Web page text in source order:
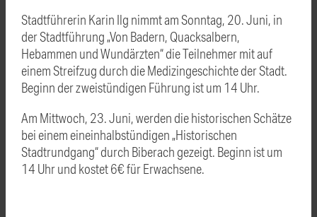
Stadtführerin Karin Ilg nimmt am Sonntag, 20. Juni, in
der Stadtführung „Von Badern, Quacksalbern,
Hebammen und Wundärzten“ die Teilnehmer mit auf
einem Streifzug durch die Medizingeschichte der Stadt.
Beginn der zweistündigen Führung ist um 14 Uhr.
Am Mittwoch, 23. Juni, werden die historischen Schätze
bei einem eineinhalbstündigen „Historischen
Stadtrundgang“ durch Biberach gezeigt. Beginn ist um
14 Uhr und kostet 6€ für Erwachsene.